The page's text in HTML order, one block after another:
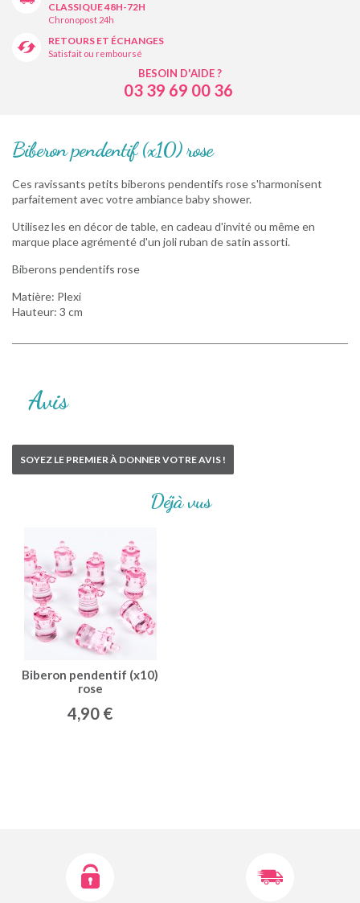
CLASSIQUE 48H-72H
Chronopost 24h
RETOURS ET ÉCHANGES
Satisfait ou remboursé
BESOIN D'AIDE ?
03 39 69 00 36
Biberon pendentif (x10) rose
Ces ravissants petits biberons pendentifs rose s'harmonisent
parfaitement avec votre ambiance baby shower.
Utilisez les en décor de table, en cadeau d'invité ou même en
marque place agrémenté d'un joli ruban de satin assorti.
Biberons pendentifs rose
Matière: Plexi
Hauteur: 3 cm
Avis
SOYEZ LE PREMIER À DONNER VOTRE AVIS !
Déjà vus
Biberon pendentif (x10)
rose
4,90 €